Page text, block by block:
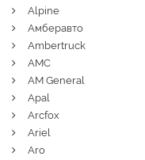
Alpine
Амберавто
Ambertruck
AMC
AM General
Apal
Arcfox
Ariel
Aro